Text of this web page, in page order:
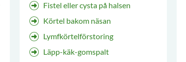
Fistel eller cysta på halsen
Körtel bakom näsan
Lymfkörtelförstoring
Läpp-käk-gomspalt